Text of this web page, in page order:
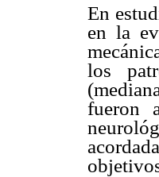
En
en la
los
fueron